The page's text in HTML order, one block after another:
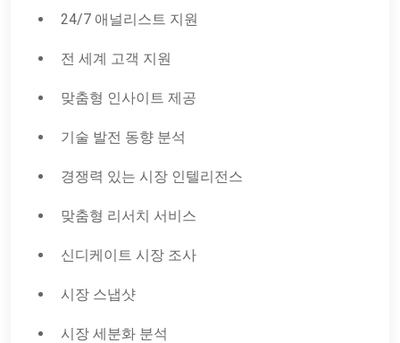
24/7 애널리스트 지원
전 세계 고객 지원
맞춤형 인사이트 제공
기술 발전 동향 분석
경쟁력 있는 시장 인텔리전스
맞춤형 리서치 서비스
신디케이트 시장 조사
시장 스냅샷
시장 세분화 분석